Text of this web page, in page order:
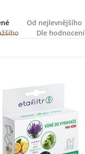
Od nejlevnějšího
Dle hodnocení